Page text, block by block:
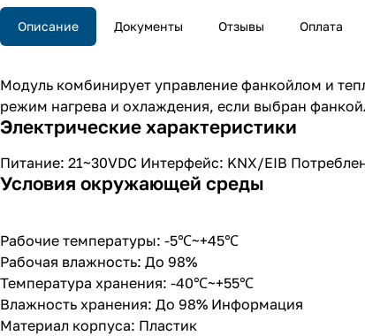
Описание Документы Отзывы Оплата
Модуль комбинирует управление фанкойлом и
режим нагрева и охлаждения, если выбран
Электрические характеристики
Питание: 21~30VDC Интерфейс: KNX/EIB
Условия окружающей среды
Рабочие температуры: -5℃~+45℃
Рабочая влажность: До 98%
Температура хранения: -40℃~+55℃
Влажность хранения: До 98% Информация
Материал корпуса: Пластик